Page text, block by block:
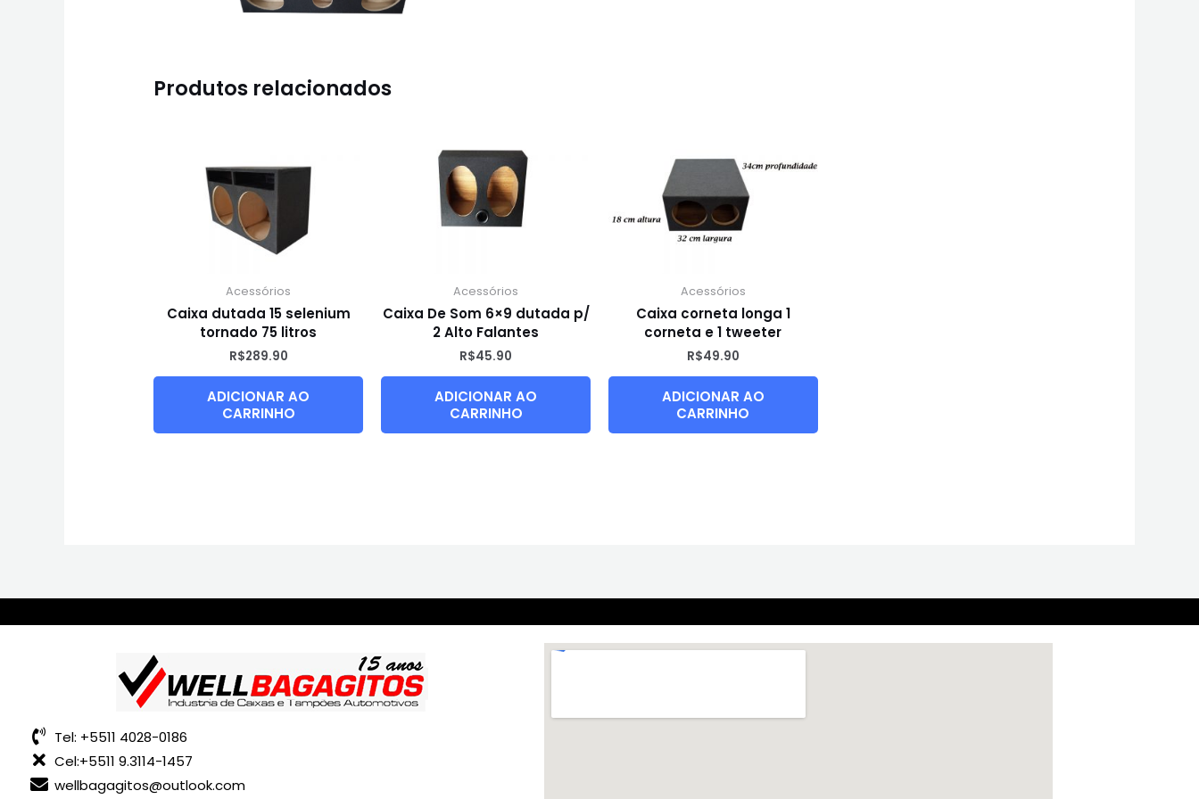
Produtos relacionados
Acessórios
Caixa dutada 15 selenium
tornado 75 litros
R$289.90
ADICIONAR AO
CARRINHO
Acessórios
Caixa De Som 6×9 dutada p/
2 Alto Falantes
R$45.90
ADICIONAR AO
CARRINHO
Acessórios
Caixa corneta longa 1
corneta e 1 tweeter
R$49.90
ADICIONAR AO
CARRINHO
Tel: +5511 4028-0186
Cel:+5511 9.3114-1457
wellbagagitos@outlook.com